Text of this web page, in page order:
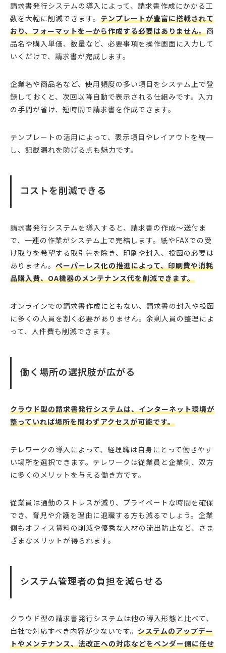
請求書発行システムの導入によって、請求書作成にかかる工
数を大幅に削減できます。 テンプレートが豊富に搭載されて
おり、フォーマットを一から作成する必要はありません。商
品名や購入単価、数量など、必要事項を操作画面に入力して
いくだけで、請求書が完成します。
企業名や商品名など、使用頻度の多い項目をシステム上で登
録しておくと、次回以降自動で表示される仕組みです。入力
の手間が省け、短時間で請求書を作成できます。
テンプレートの活用によって、表示項目やレイアウトを統一
し、記載漏れを防げる点も魅力です。
コストを削減できる
請求書発行システムを導入すると、請求書の作成～送付ま
で、一連の作業がシステム上で完結します。紙やFAXでの受
け取りを希望する取引先を除き、印刷や封入、投函の必要は
ありません。 ペーパーレス化の推進によって、印刷費や消耗
品購入費、OA機器のメンテナンス代を削減できます。
オンラインでの請求書作成にともない、請求書の封入や投函
に多くの人員を割く必要がありません。余剰人員の整理によ
って、人件費も削減できます。
働く場所の選択肢が広がる
クラウド型の請求書発行システムは、インターネット環境が
整っていれば場所を問わずアクセスが可能です。
テレワークの導入によって、経理職は自身にとって働きやす
い場所を選択できます。テレワークは従業員と企業側、双方
に多くのメリットを与える働き方です。
従業員は通勤のストレスが減り、プライベートな時間を確保
でき、育児や介護を理由に退職する方も減るでしょう。企業
側もオフィス賃料の削減や優秀な人材の流出防止など、さま
ざまなメリットが得られます。
システム管理者の負担を減らせる
クラウド型の請求書発行システムは他の導入形態と比べて、
自社で対応すべき内容が少ないです。 システムのアップデー
トやメンテナンス、法改正への対応などをベンダー側に任せ